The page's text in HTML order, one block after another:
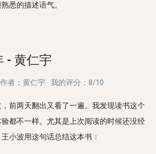
悉的描述语气。
- 黄仁宇
者：黄仁宇 · 我的评分： 8/10
前两天翻出又看了一遍。我发现读书这个
都不一样。尤其是上次阅读的时候还没经
小波用这句话总结这本书：